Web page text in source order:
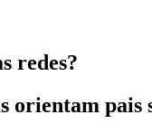
redes?
orientam